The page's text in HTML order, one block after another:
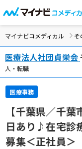
マイナビコメディカル そ
医療法人社団貞栄会
人・転職
医療事務
【千葉県／千
日あり♪在宅診
募集＜正社員＞